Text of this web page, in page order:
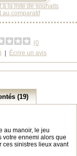
à la liste de souhaits
au comparatif
(0
Écrire un avis
(19)
au manoir, le jeu
votre ennemi alors que
ces sinistres lieux avant